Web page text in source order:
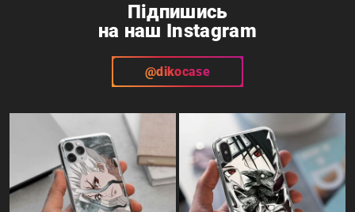
Підпишись
на наш Instagram
@dikocase